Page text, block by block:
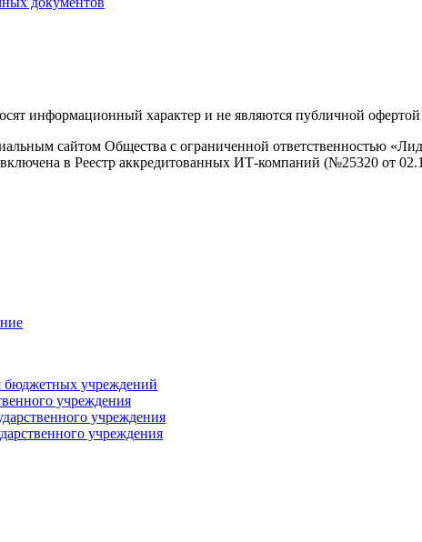
информационный характер и не являются публичной
сайтом Общества с ограниченной ответственностью
в Реестр аккредитованных ИТ-компаний (№25320 от
учреждений
учреждения
учреждения
учреждения